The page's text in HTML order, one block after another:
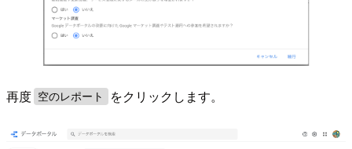
再度 空のレポート をクリックします。